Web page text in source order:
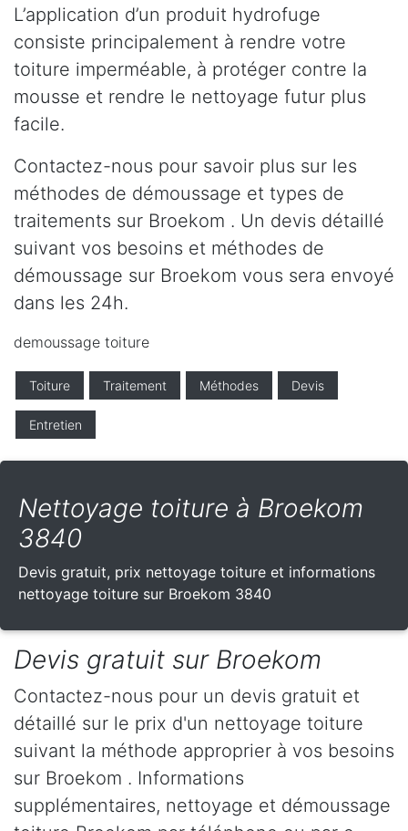
L’application d’un produit hydrofuge
consiste principalement à rendre votre
toiture imperméable, à protéger contre la
mousse et rendre le nettoyage futur plus
facile.
Contactez-nous pour savoir plus sur les
méthodes de démoussage et types de
traitements sur Broekom . Un devis détaillé
suivant vos besoins et méthodes de
démoussage sur Broekom vous sera envoyé
dans les 24h.
demoussage toiture
Toiture Traitement Méthodes Devis
Entretien
Nettoyage toiture à Broekom
3840
Devis gratuit, prix nettoyage toiture et informations
nettoyage toiture sur Broekom 3840
Devis gratuit sur Broekom
Contactez-nous pour un devis gratuit et
détaillé sur le prix d'un nettoyage toiture
suivant la méthode approprier à vos besoins
sur Broekom . Informations
supplémentaires, nettoyage et démoussage